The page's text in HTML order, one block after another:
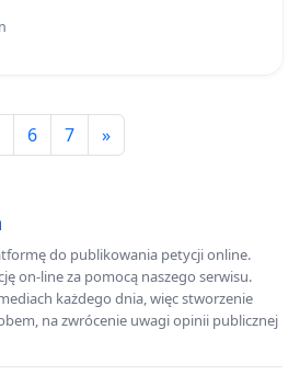
6 7 »
do publikowania petycji online.
on-line za pomocą naszego serwisu.
każdego dnia, więc stworzenie
na zwrócenie uwagi opinii publicznej